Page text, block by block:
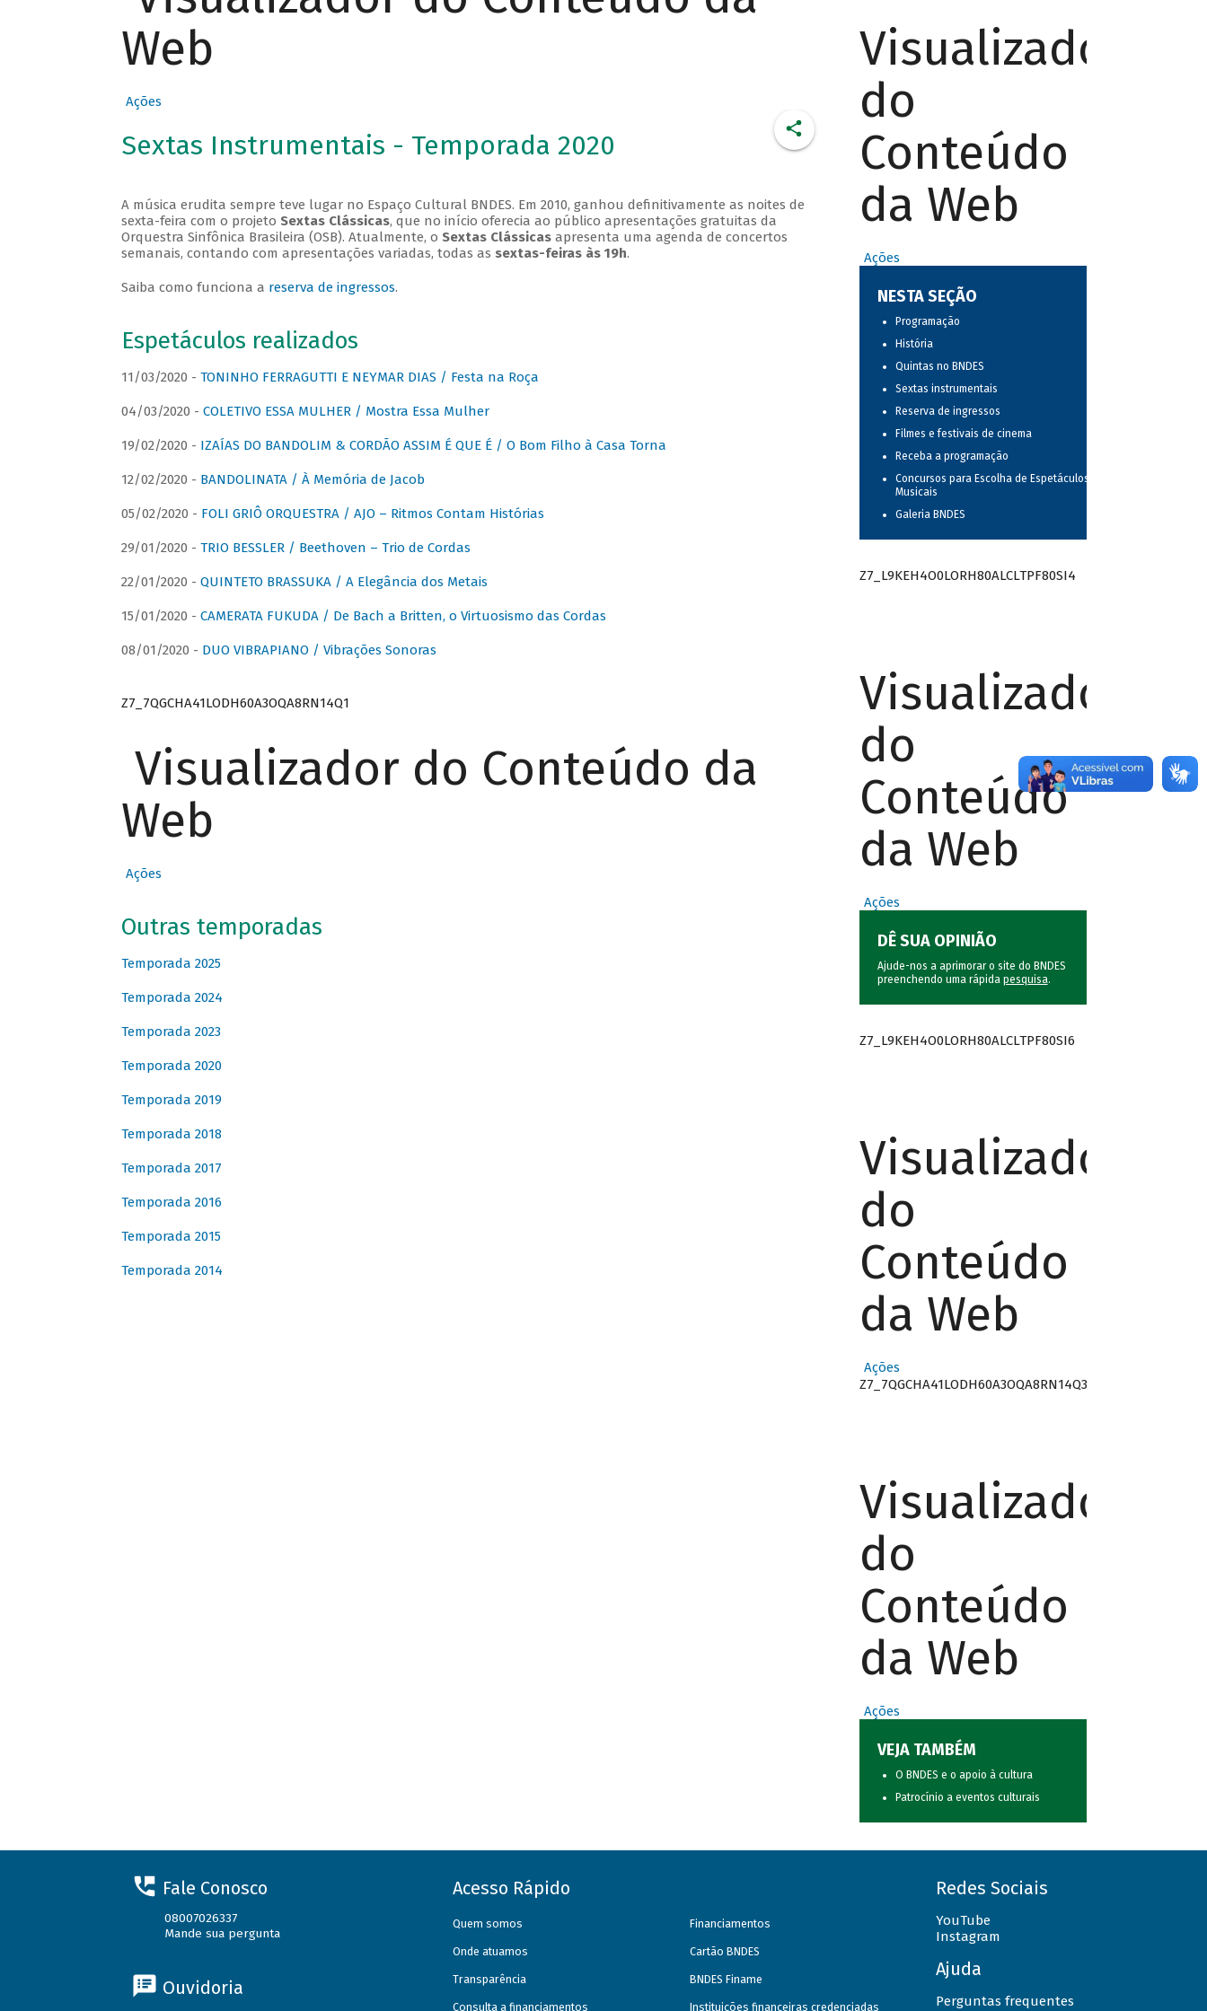
Web
Ações
Sextas Instrumentais - Temporada 2020
A música erudita sempre teve lugar no Espaço Cultural BNDES. Em 2010, ganhou definitivamente as noites de
sexta-feira com o projeto Sextas Clássicas, que no início oferecia ao público apresentações gratuitas da
Orquestra Sinfônica Brasileira (OSB). Atualmente, o Sextas Clássicasapresenta uma agenda de concertos
semanais, contando com apresentações variadas, todas as sextas-feiras às 19h.
Saiba como funciona a reserva de ingressos.
Espetáculos realizados
11/03/2020 - TONINHO FERRAGUTTI E NEYMAR DIAS / Festa na Roça
04/03/2020 - COLETIVO ESSA MULHER / Mostra Essa Mulher
19/02/2020 - IZAÍAS DO BANDOLIM & CORDÃO ASSIM É QUE É / O Bom Filho à Casa Torna
12/02/2020 - BANDOLINATA / À Memória de Jacob
05/02/2020 - FOLI GRIÔ ORQUESTRA / AJO – Ritmos Contam Histórias
29/01/2020 - TRIO BESSLER / Beethoven – Trio de Cordas
22/01/2020 - QUINTETO BRASSUKA / A Elegância dos Metais
15/01/2020 - CAMERATA FUKUDA / De Bach a Britten, o Virtuosismo das Cordas
08/01/2020 - DUO VIBRAPIANO / Vibrações Sonoras
Z7_7QGCHA41LODH60A3OQA8RN14Q1
Visualizador do Conteúdo da
Web
Ações
Outras temporadas
Temporada 2025
Temporada 2024
Temporada 2023
Temporada 2020
Temporada 2019
Temporada 2018
Temporada 2017
Temporada 2016
Temporada 2015
Temporada 2014
Visualizador
do
Conteúdo
da Web
Ações
NESTA SEÇÃO
Programação
História
Quintas no BNDES
Sextas instrumentais
Reserva de ingressos
Filmes e festivais de cinema
Receba a programação
Concursos para Escolha de Espetáculos
Musicais
Galeria BNDES
Z7_L9KEH4O0LORH80ALCLTPF80SI4
Visualizador
do
Conteúdo
da Web
Ações
DÊ SUA OPINIÃO
Ajude-nos a aprimorar o site do BNDES
preenchendo uma rápida pesquisa.
Z7_L9KEH4O0LORH80ALCLTPF80SI6
Visualizador
do
Conteúdo
da Web
Ações
Z7_7QGCHA41LODH60A3OQA8RN14Q3
Visualizador
do
Conteúdo
da Web
Ações
VEJA TAMBÉM
O BNDES e o apoio à cultura
Patrocínio a eventos culturais
Fale Conosco
08007026337
Mande sua pergunta
Ouvidoria
Acesso Rápido
Quem somos
Onde atuamos
Transparência
Consulta a financiamentos
Financiamentos
Cartão BNDES
BNDES Finame
Instituições financeiras credenciadas
Redes Sociais
YouTube
Instagram
Ajuda
Perguntas frequentes